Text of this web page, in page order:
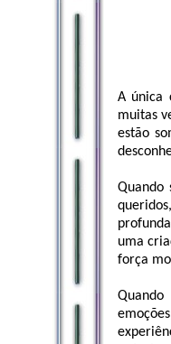
A única
muitas
estão
Quando
uma
força